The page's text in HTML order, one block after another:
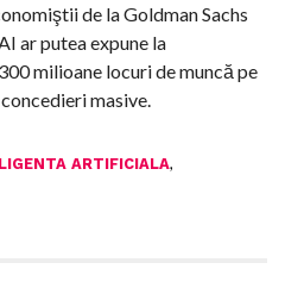
de la Goldman Sachs
ar putea expune la
milioane locuri de muncă pe
masive.
ARTIFICIALA,